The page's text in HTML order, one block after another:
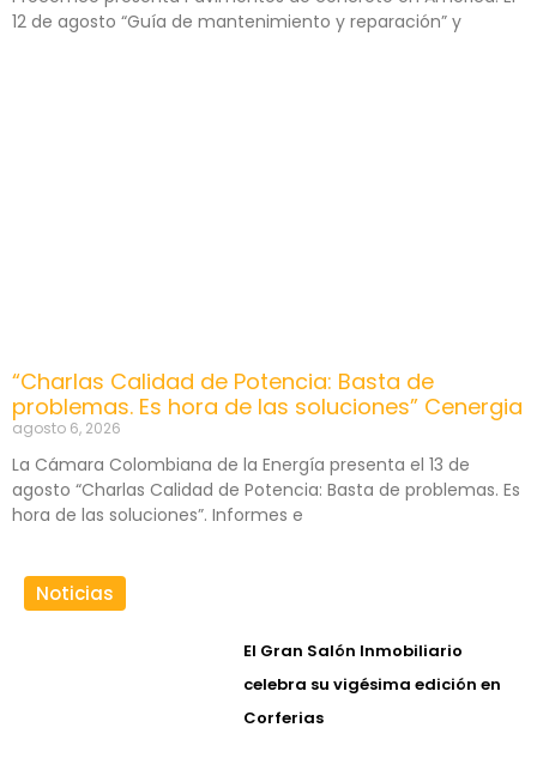
12 de agosto “Guía de mantenimiento y reparación” y
“Charlas Calidad de Potencia: Basta de
problemas. Es hora de las soluciones” Cenergia
agosto 6, 2026
La Cámara Colombiana de la Energía presenta el 13 de
agosto “Charlas Calidad de Potencia: Basta de problemas. Es
hora de las soluciones”. Informes e
Noticias
El Gran Salón Inmobiliario
celebra su vigésima edición en
Corferias